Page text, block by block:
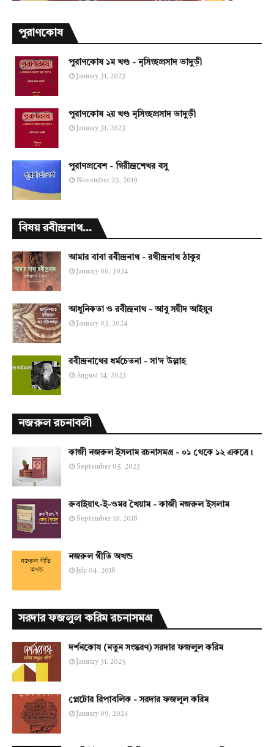
পুরাণকোষ
পুরাণকোষ ১ম খণ্ড - নৃসিংহপ্রসাদ ভাদুড়ী
January 31, 2023
পুরাণকোষ ২য় খণ্ড নৃসিংহপ্রসাদ ভাদুড়ী
January 31, 2023
পুরাণপ্রবেশ - গিরীন্দ্রশেখর বসু
November 25, 2019
বিষয় রবীন্দ্রনাথ...
আমার বাবা রবীন্দ্রনাথ - রথীন্দ্রনাথ ঠাকুর
January 06, 2024
আধুনিকতা ও রবীন্দ্রনাথ - আবু সয়ীদ আইয়ুব
January 03, 2024
রবীন্দ্রনাথের ধর্মচেতনা - সা'দ উল্লাহ
August 14, 2023
নজরুল রচনাবলী
কাজী নজরুল ইসলাম রচনাসমগ্র - ০১ থেকে ১২ একত্রে।
September 05, 2023
রুবাইয়াৎ-ই-ওমর খৈয়াম - কাজী নজরুল ইসলাম
September 10, 2018
নজরুল গীতি অখন্ড
July 04, 2018
সরদার ফজলুল করিম রচনাসমগ্র
দর্শনকোষ (নতুন সংস্করণ) সরদার ফজলুল করিম
January 31, 2025
প্লেটোর রিপাবলিক - সরদার ফজলুল করিম
January 09, 2024